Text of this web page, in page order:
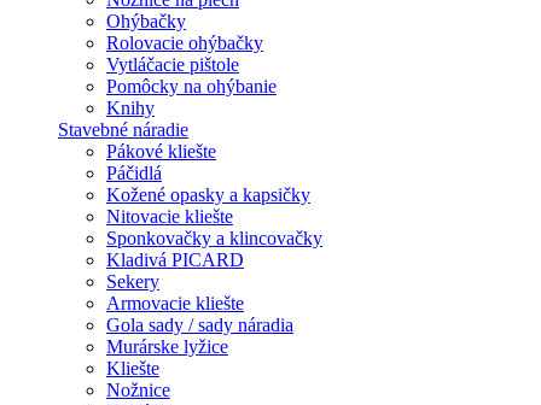
Ohýbačky
Rolovacie ohýbačky
Vytláčacie pištole
Pomôcky na ohýbanie
Knihy
Stavebné náradie
Pákové kliešte
Páčidlá
Kožené opasky a kapsičky
Nitovacie kliešte
Sponkovačky a klincovačky
Kladivá PICARD
Sekery
Armovacie kliešte
Gola sady / sady náradia
Murárske lyžice
Kliešte
Nožnice